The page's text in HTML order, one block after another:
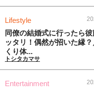
Lifestyle
同僚の結婚式に行ったら
ッタリ！偶然が招いた縁
くり体...
トシタカマサ
Entertainment